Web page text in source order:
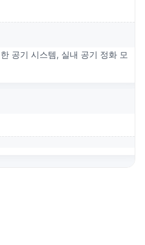
공기 시스템, 실내 공기 정화 모